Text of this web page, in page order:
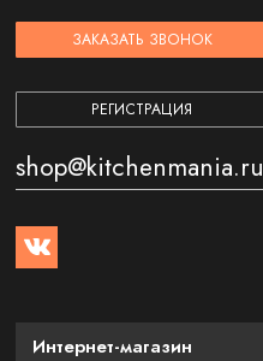
ЗАКАЗАТЬ ЗВОНОК
РЕГИСТРАЦИЯ
shop@kitchenmania.ru
Интернет-магазин